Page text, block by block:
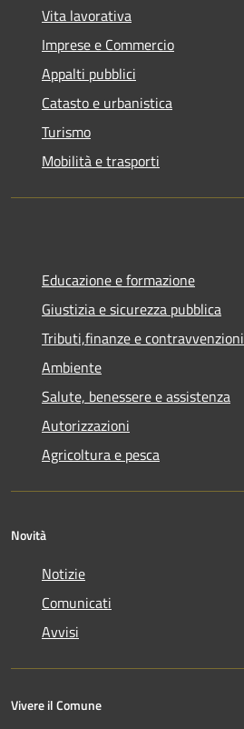
Vita lavorativa
Imprese e Commercio
Appalti pubblici
Catasto e urbanistica
Turismo
Mobilità e trasporti
Educazione e formazione
Giustizia e sicurezza pubblica
Tributi,finanze e contravvenzioni
Ambiente
Salute, benessere e assistenza
Autorizzazioni
Agricoltura e pesca
Novità
Notizie
Comunicati
Avvisi
Vivere il Comune